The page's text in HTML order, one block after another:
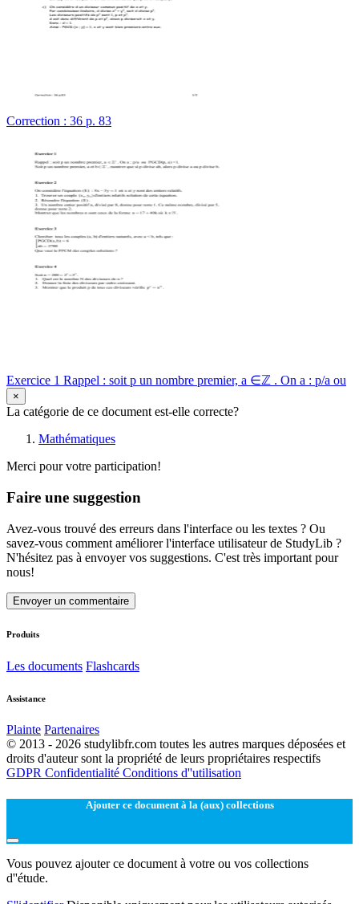
Correction : 36 p. 83
Exercice 1 Rappel : soit p un nombre premier, a ∈ℤ . On a : p/a ou
×
La catégorie de ce document est-elle correcte?
Mathématiques
Merci pour votre participation!
Faire une suggestion
Avez-vous trouvé des erreurs dans l'interface ou les textes ? Ou
savez-vous comment améliorer l'interface utilisateur de StudyLib ?
N'hésitez pas à envoyer vos suggestions. C'est très important pour
nous!
Envoyer un commentaire
Produits
Les documents Flashcards
Assistance
Plainte Partenaires
© 2013 - 2026 studylibfr.com toutes les autres marques déposées et
droits d'auteur sont la propriété de leurs propriétaires respectifs
GDPR Confidentialité Conditions d''utilisation
Ajouter ce document à la (aux) collections
Vous pouvez ajouter ce document à votre ou vos collections
d''étude.